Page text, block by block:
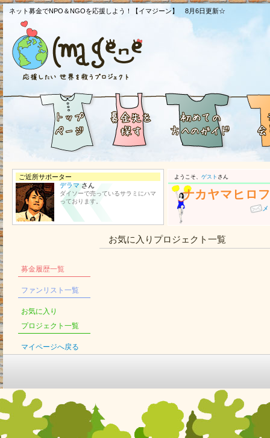
ネット募金でNPO＆NGOを応援しよう！【イマジーン】 8月6日更新☆
ご近所サポーター
デラマさん
ダイソーで売っているサラミにハマ
っております。
ようこそ、 ゲスト さん
ナカヤマヒロ
募金履歴一覧
ファンリスト一覧
お気に入り
プロジェクト一覧
マイページへ戻る
お気に入りプロジェクト一覧